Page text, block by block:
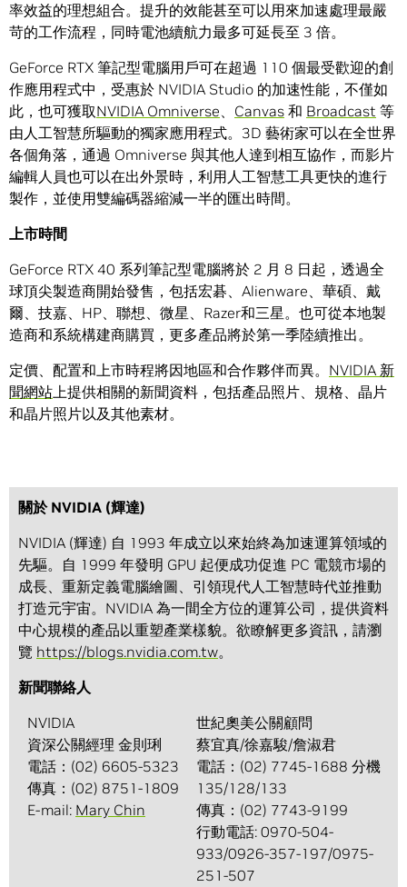
率效益的理想組合。提升的效能甚至可以用來加速處理最嚴
苛的工作流程，同時電池續航力最多可延長至 3 倍。
GeForce RTX 筆記型電腦用戶可在超過 110 個最受歡迎的創
作應用程式中，受惠於 NVIDIA Studio 的加速性能，不僅如
此，也可獲取NVIDIA Omniverse、 Canvas 和 Broadcast 等
由人工智慧所驅動的獨家應用程式。3D 藝術家可以在全世界
各個角落，通過 Omniverse 與其他人達到相互協作，而影片
編輯人員也可以在出外景時，利用人工智慧工具更快的進行
製作，並使用雙編碼器縮減一半的匯出時間。
上市時間
GeForce RTX 40 系列筆記型電腦將於 2 月 8 日起，透過全
球頂尖製造商開始發售，包括宏碁、Alienware、華碩、戴
爾、技嘉、HP、聯想、微星、Razer和三星。也可從本地製
造商和系統構建商購買，更多產品將於第一季陸續推出。
定價、配置和上市時程將因地區和合作夥伴而異。 NVIDIA 新
聞網站上提供相關的新聞資料，包括產品照片、規格、晶片
和晶片照片以及其他素材。
關於 NVIDIA (輝達)
NVIDIA (輝達) 自 1993 年成立以來始終為加速運算領域的
先驅。自 1999 年發明 GPU 起便成功促進 PC 電競市場的
成長、重新定義電腦繪圖、引領現代人工智慧時代並推動
打造元宇宙。NVIDIA 為一間全方位的運算公司，提供資料
中心規模的產品以重塑產業樣貌。欲瞭解更多資訊，請瀏
覽 https://blogs.nvidia.com.tw。
新聞聯絡人
NVIDIA
資深公關經理 金則琍
電話：(02) 6605-5323
傳真：(02) 8751-1809
E-mail: Mary Chin
世紀奧美公關顧問
蔡宜真/徐嘉駿/詹淑君
電話：(02) 7745-1688 分機
135/128/133
傳真：(02) 7743-9199
行動電話: 0970-504-
933/0926-357-197/0975-
251-507